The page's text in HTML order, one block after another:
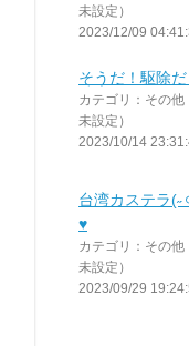
未設定）
2023/12/09
そうだ！駆除だ
カテゴリ：その他
未設定）
2023/10/14
台湾カステラ
♥
カテゴリ：その他
未設定）
2023/09/29